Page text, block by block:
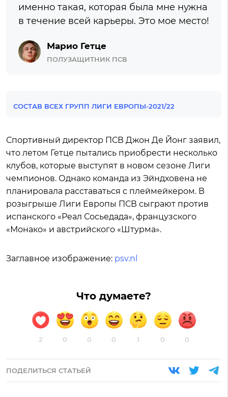
именно такая, которая была мне нужна
в течение всей карьеры. Это мое место!
Марио Гетце
ПОЛУЗАЩИТНИК ПСВ
СОСТАВ ВСЕХ ГРУПП ЛИГИ ЕВРОПЫ-2021/22
Спортивный директор ПСВ Джон Де Йонг заявил,
что летом Гетце пытались приобрести несколько
клубов, которые выступят в новом сезоне Лиги
чемпионов. Однако команда из Эйндховена не
планировала расставаться с плеймейкером. В
розыгрыше Лиги Европы ПСВ сыграют против
испанского «Реал Сосьедада», французского
«Монако» и австрийского «Штурма».
Заглавное изображение: psv.nl
Что думаете?
2 0 0 0 1 0 0
ПОДЕЛИТЬСЯ СТАТЬЕЙ